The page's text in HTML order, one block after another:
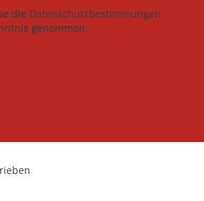
die Datenschutzbestimmungen
genommen.